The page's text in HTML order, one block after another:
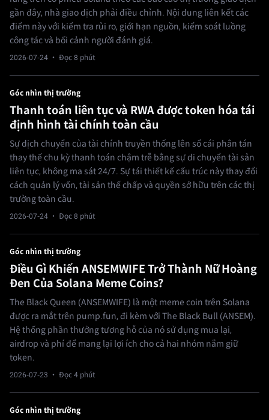
gần đây, nhà giao dịch phải điều chỉnh. Nội dung liên kết các
điểm này với kiểm tra rủi ro, giới hạn nguồn, kiểm soát luồng
công tác và bối cảnh người đánh giá.
2026-07-24 · Đọc 8 phút
Góc nhìn thị trường
Thanh toán liên tục và RWA được token hóa tái
định hình tài chính toàn cầu
Sự dịch chuyển của tài chính truyền thống lên sổ cái phân tán
thay thế chu kỳ thanh toán chậm trễ bằng sự di chuyển tài sản
liên tục, không ma sát 24/7. Sự tái thiết kế cấu trúc này thay đổi
cách quản lý vốn, tài sản thế chấp và quyền sở hữu trên các thị
trường toàn cầu.
2026-07-24 · Đọc 8 phút
Góc nhìn thị trường
Điều Gì Khiến ANSEMWIFE Trở Thành Nữ Hoàng
Đen Của Solana Meme Coins?
The Black Queen (ANSEMWIFE) là một meme coin trên Solana
được ra mắt trên pump.fun, đi kèm với The Black Bull (ANSEM).
Hệ thống phần thưởng tương hỗ của nó sử dụng mua lại,
airdrop và phí để mang lại lợi ích cho cả hai nhóm nắm giữ
token.
2026-07-23 · Đọc 4 phút
Góc nhìn thị trường